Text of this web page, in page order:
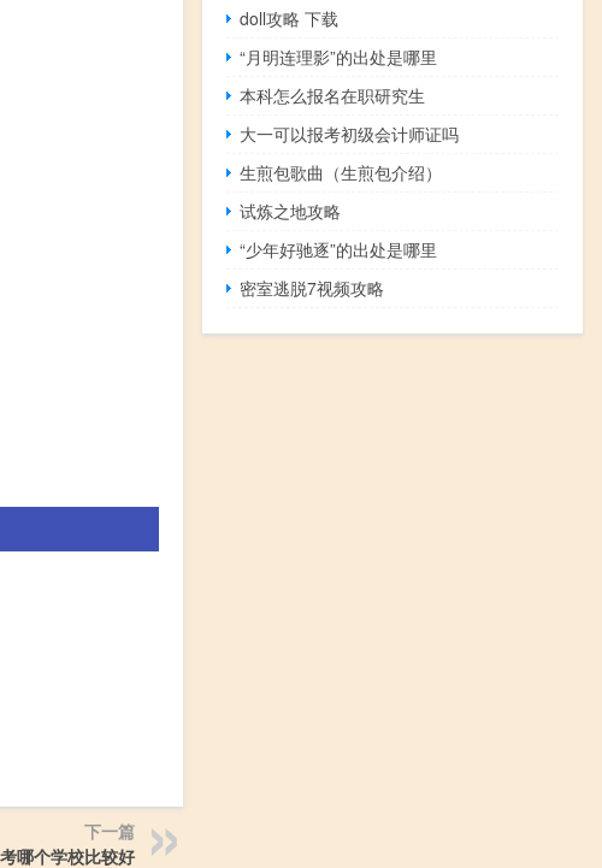
下一篇
哪个学校比较好
doll攻略 下载
“月明连理影”的出处是哪里
本科怎么报名在职研究生
大一可以报考初级会计师证吗
生煎包歌曲（生煎包介绍）
试炼之地攻略
“少年好驰逐”的出处是哪里
密室逃脱7视频攻略